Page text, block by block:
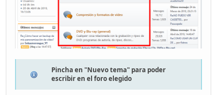
Pincha en "Nuevo tema" para poder
escribir en el foro elegido